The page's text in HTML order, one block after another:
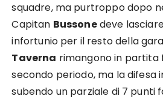
squadre, ma purtroppo dopo
Capitan Bussonedeve
infortunio per il resto della
Taverna rimangonoin partita
secondo periodo, ma ladifesa
subendo un parziale di 7 punti